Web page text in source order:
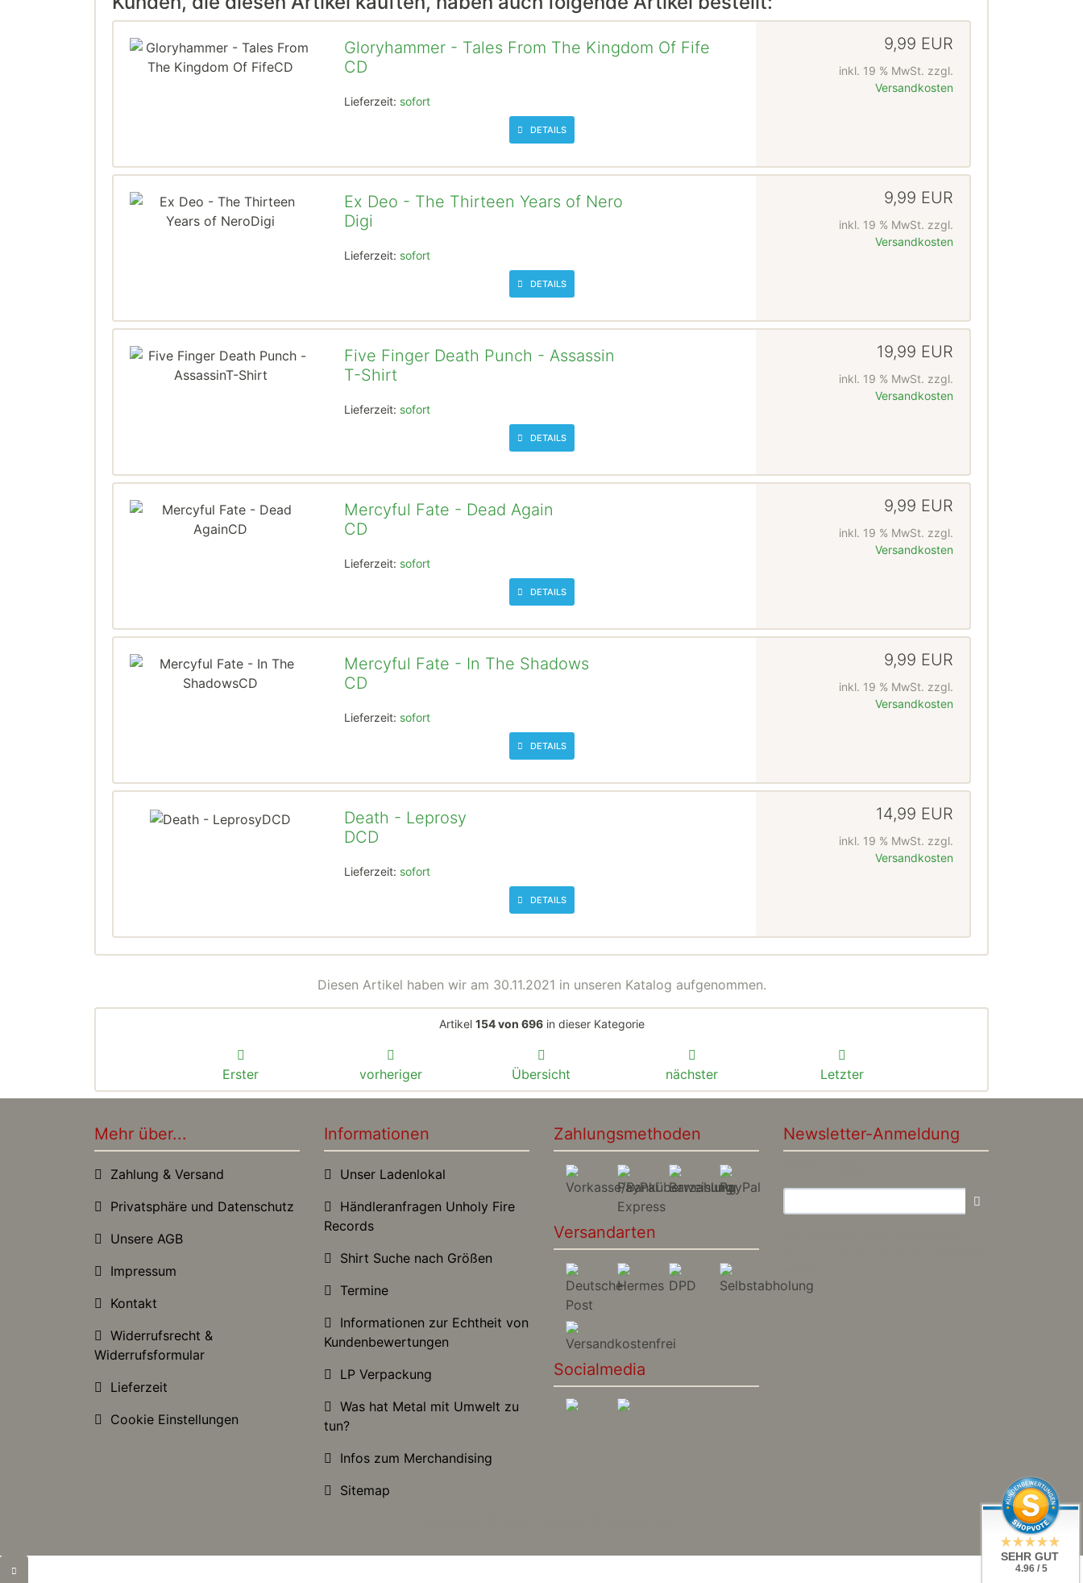
Gloryhammer - Tales From The Kingdom Of Fife
CD
Lieferzeit: sofort
DETAILS
9,99 EUR
inkl. 19 % MwSt. zzgl.
Versandkosten
Ex Deo - The Thirteen Years of Nero
Digi
Lieferzeit: sofort
DETAILS
9,99 EUR
inkl. 19 % MwSt. zzgl.
Versandkosten
Five Finger Death Punch - Assassin
T-Shirt
Lieferzeit: sofort
DETAILS
19,99 EUR
inkl. 19 % MwSt. zzgl.
Versandkosten
Mercyful Fate - Dead Again
CD
Lieferzeit: sofort
DETAILS
9,99 EUR
inkl. 19 % MwSt. zzgl.
Versandkosten
Mercyful Fate - In The Shadows
CD
Lieferzeit: sofort
DETAILS
9,99 EUR
inkl. 19 % MwSt. zzgl.
Versandkosten
Death - Leprosy
DCD
Lieferzeit: sofort
DETAILS
14,99 EUR
inkl. 19 % MwSt. zzgl.
Versandkosten
Diesen Artikel haben wir am 30.11.2021 in unseren Katalog aufgenommen.
Artikel 154 von 696in dieser Kategorie
Erster vorheriger Übersicht nächster Letzter
Mehr über...
Zahlung & Versand
Privatsphäre und Datenschutz
Unsere AGB
Impressum
Kontakt
Widerrufsrecht &
Widerrufsformular
Lieferzeit
Cookie Einstellungen
Informationen
Unser Ladenlokal
Händleranfragen Unholy Fire
Records
Shirt Suche nach Größen
Termine
Informationen zur Echtheit von
Kundenbewertungen
LP Verpackung
Was hat Metal mit Umwelt zu
tun?
Infos zum Merchandising
Sitemap
Zahlungsmethoden
Versandarten
Socialmedia
Newsletter-Anmeldung
SEHR GUT
4.96 / 5